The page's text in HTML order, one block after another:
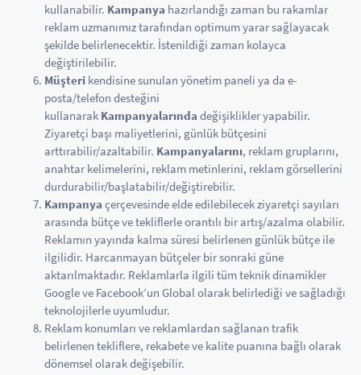
kullanabilir. Kampanya hazırlandığı zaman bu rakamlar
reklam uzmanımız tarafından optimum yarar sağlayacak
şekilde belirlenecektir. İstenildiği zaman kolayca
değiştirilebilir.
Müşteri kendisine sunulan yönetim paneli ya da e-
posta/telefon desteğini
kullanarak Kampanyalarında değişiklikler yapabilir.
Ziyaretçi başı maliyetlerini, günlük bütçesini
arttırabilir/azaltabilir. Kampanyalarını, reklam gruplarını,
anahtar kelimelerini, reklam metinlerini, reklam görsellerini
durdurabilir/başlatabilir/değiştirebilir.
Kampanya çerçevesinde elde edilebilecek ziyaretçi sayıları
arasında bütçe ve tekliflerle orantılı bir artış/azalma olabilir.
Reklamın yayında kalma süresi belirlenen günlük bütçe ile
ilgilidir. Harcanmayan bütçeler bir sonraki güne
aktarılmaktadır. Reklamlarla ilgili tüm teknik dinamikler
Google ve Facebook’un Global olarak belirlediği ve sağladığı
teknolojilerle uyumludur.
Reklam konumları ve reklamlardan sağlanan trafik
belirlenen tekliflere, rekabete ve kalite puanına bağlı olarak
dönemsel olarak değişebilir.